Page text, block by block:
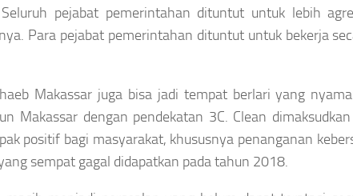
pejabat pemerintahan dituntut untuk lebih
Para pejabat pemerintahan dituntut untuk bekerja
Makassar juga bisa jadi tempat berlari yang
Makassar dengan pendekatan 3C. Clean
positif bagi masyarakat, khususnya penanganan
sempat gagal didapatkan pada tahun 2018.